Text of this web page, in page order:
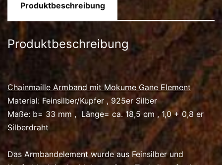
Produktbeschreibung
Produktbeschreibung
Chainmaille Armband mit Mokume Gane Element
Material: Feinsilber/Kupfer , 925er Silber
Maße: b= 33 mm , Länge= ca. 18,5 cm , 1,0 + 0,8 er
Silberdraht
Das Armbandelement wurde aus Feinsilber und